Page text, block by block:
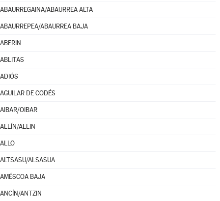
ABAURREGAINA/ABAURREA ALTA
ABAURREPEA/ABAURREA BAJA
ABERIN
ABLITAS
ADIÓS
AGUILAR DE CODÉS
AIBAR/OIBAR
ALLÍN/ALLIN
ALLO
ALTSASU/ALSASUA
AMÉSCOA BAJA
ANCÍN/ANTZIN